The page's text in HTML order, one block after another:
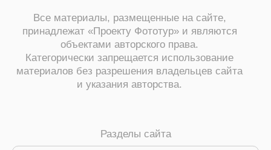
Виза в Индию
Все материалы, размещенные на сайте,
принадлежат «Проекту Фототур» и являются
объектами авторского права.
Категорически запрещается использование
материалов без разрешения владельцев сайта
и указания авторства.
Разделы сайта